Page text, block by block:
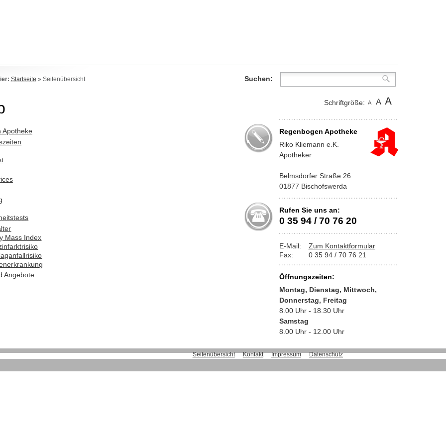
Startseite » Seitenübersicht
Apotheke
Mass Index
Angebote
Suchen:
Schriftgröße:
Regenbogen Apotheke
Riko Kliemann e.K.
Apotheker
Belmsdorfer Straße 26
01877 Bischofswerda
Rufen Sie uns an:
0 35 94 / 70 76 20
E-Mail:
Zum Kontaktformular
Fax:
0 35 94 / 70 76 21
Öffnungszeiten:
Montag, Dienstag, Mittwoch,
Donnerstag, Freitag
8.00 Uhr - 18.30 Uhr
Samstag
8.00 Uhr - 12.00 Uhr
Seitenübersicht Kontakt Impressum Datenschutz